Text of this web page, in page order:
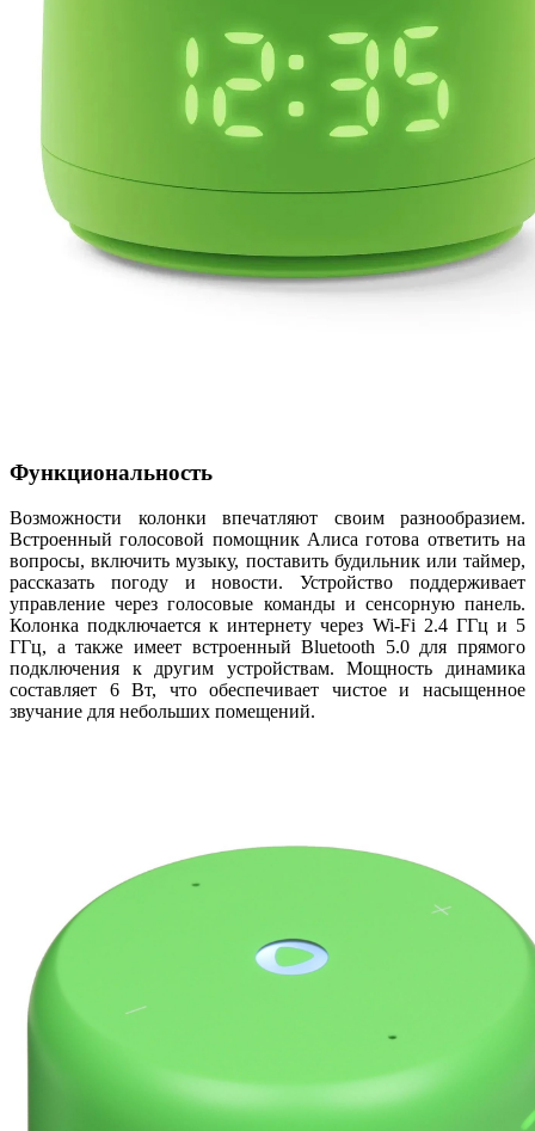
Функциональность
Возможности колонки впечатляют своим разнообразием.
Встроенный голосовой помощник Алиса готова ответить на
вопросы, включить музыку, поставить будильник или таймер,
рассказать погоду и новости. Устройство поддерживает
управление через голосовые команды и сенсорную панель.
Колонка подключается к интернету через Wi-Fi 2.4 ГГц и 5
ГГц, а также имеет встроенный Bluetooth 5.0 для прямого
подключения к другим устройствам. Мощность динамика
составляет 6 Вт, что обеспечивает чистое и насыщенное
звучание для небольших помещений.